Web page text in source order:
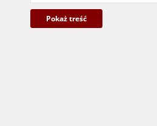
Pokaż treść